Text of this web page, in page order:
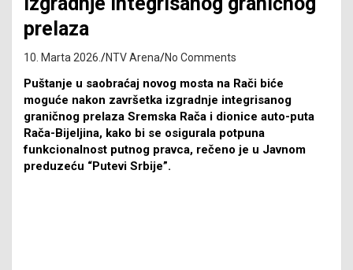
prelaza
10. Marta 2026. NTV Arena No Comments
Puštanje u saobraćaj novog mosta na Rači biće
moguće nakon završetka izgradnje integrisanog
graničnog prelaza Sremska Rača i dionice auto-puta
Rača-Bijeljina, kako bi se osigurala potpuna
funkcionalnost putnog pravca, rečeno je u Јavnom
preduzeću “Putevi Srbije”.